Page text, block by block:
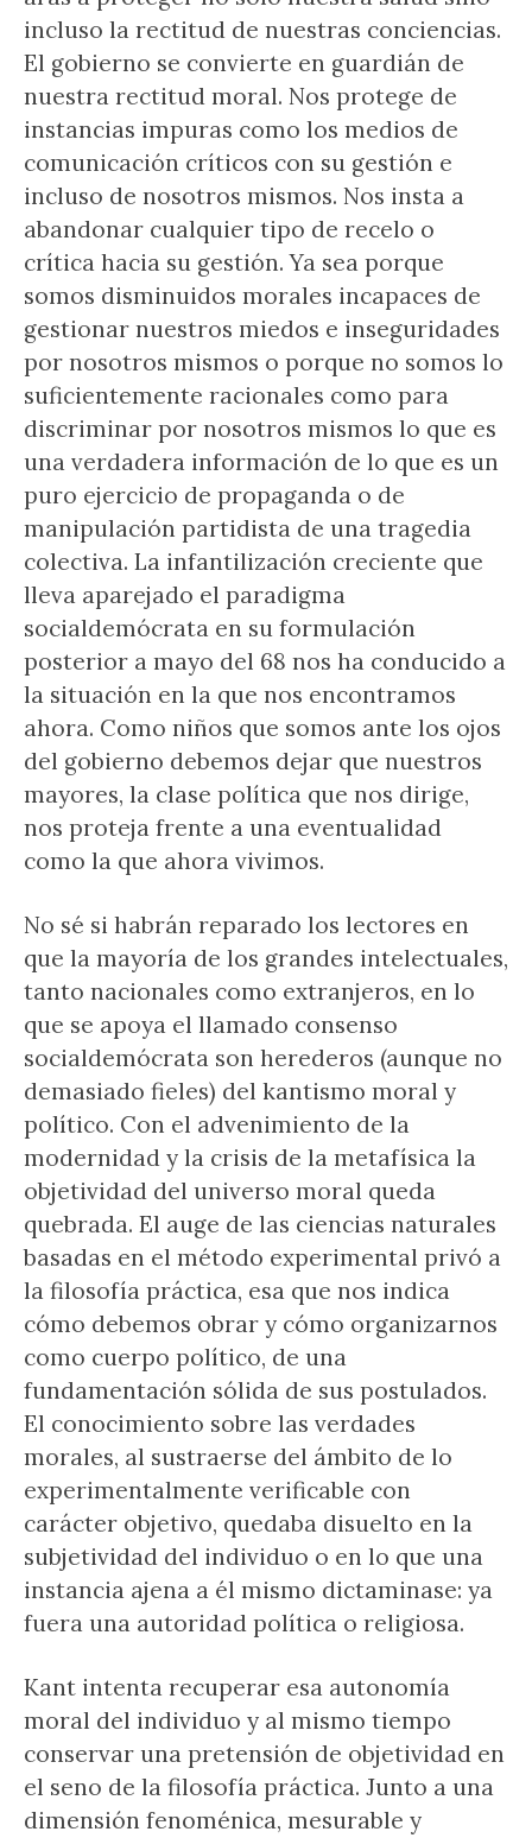
incluso la rectitud de nuestras conciencias.
El gobierno se convierte en guardián de
nuestra rectitud moral. Nos protege de
instancias impuras como los medios de
comunicación críticos con su gestión e
incluso de nosotros mismos. Nos insta a
abandonar cualquier tipo de recelo o
crítica hacia su gestión. Ya sea porque
somos disminuidos morales incapaces de
gestionar nuestros miedos e inseguridades
por nosotros mismos o porque no somos lo
suficientemente racionales como para
discriminar por nosotros mismos lo que es
una verdadera información de lo que es un
puro ejercicio de propaganda o de
manipulación partidista de una tragedia
colectiva. La infantilización creciente que
lleva aparejado el paradigma
socialdemócrata en su formulación
posterior a mayo del 68 nos ha conducido a
la situación en la que nos encontramos
ahora. Como niños que somos ante los ojos
del gobierno debemos dejar que nuestros
mayores, la clase política que nos dirige,
nos proteja frente a una eventualidad
como la que ahora vivimos.
No sé si habrán reparado los lectores en
que la mayoría de los grandes intelectuales,
tanto nacionales como extranjeros, en lo
que se apoya el llamado consenso
socialdemócrata son herederos (aunque no
demasiado fieles) del kantismo moral y
político. Con el advenimiento de la
modernidad y la crisis de la metafísica la
objetividad del universo moral queda
quebrada. El auge de las ciencias naturales
basadas en el método experimental privó a
la filosofía práctica, esa que nos indica
cómo debemos obrar y cómo organizarnos
como cuerpo político, de una
fundamentación sólida de sus postulados.
El conocimiento sobre las verdades
morales, al sustraerse del ámbito de lo
experimentalmente verificable con
carácter objetivo, quedaba disuelto en la
subjetividad del individuo o en lo que una
instancia ajena a él mismo dictaminase: ya
fuera una autoridad política o religiosa.
Kant intenta recuperar esa autonomía
moral del individuo y al mismo tiempo
conservar una pretensión de objetividad en
el seno de la filosofía práctica. Junto a una
dimensión fenoménica, mesurable y